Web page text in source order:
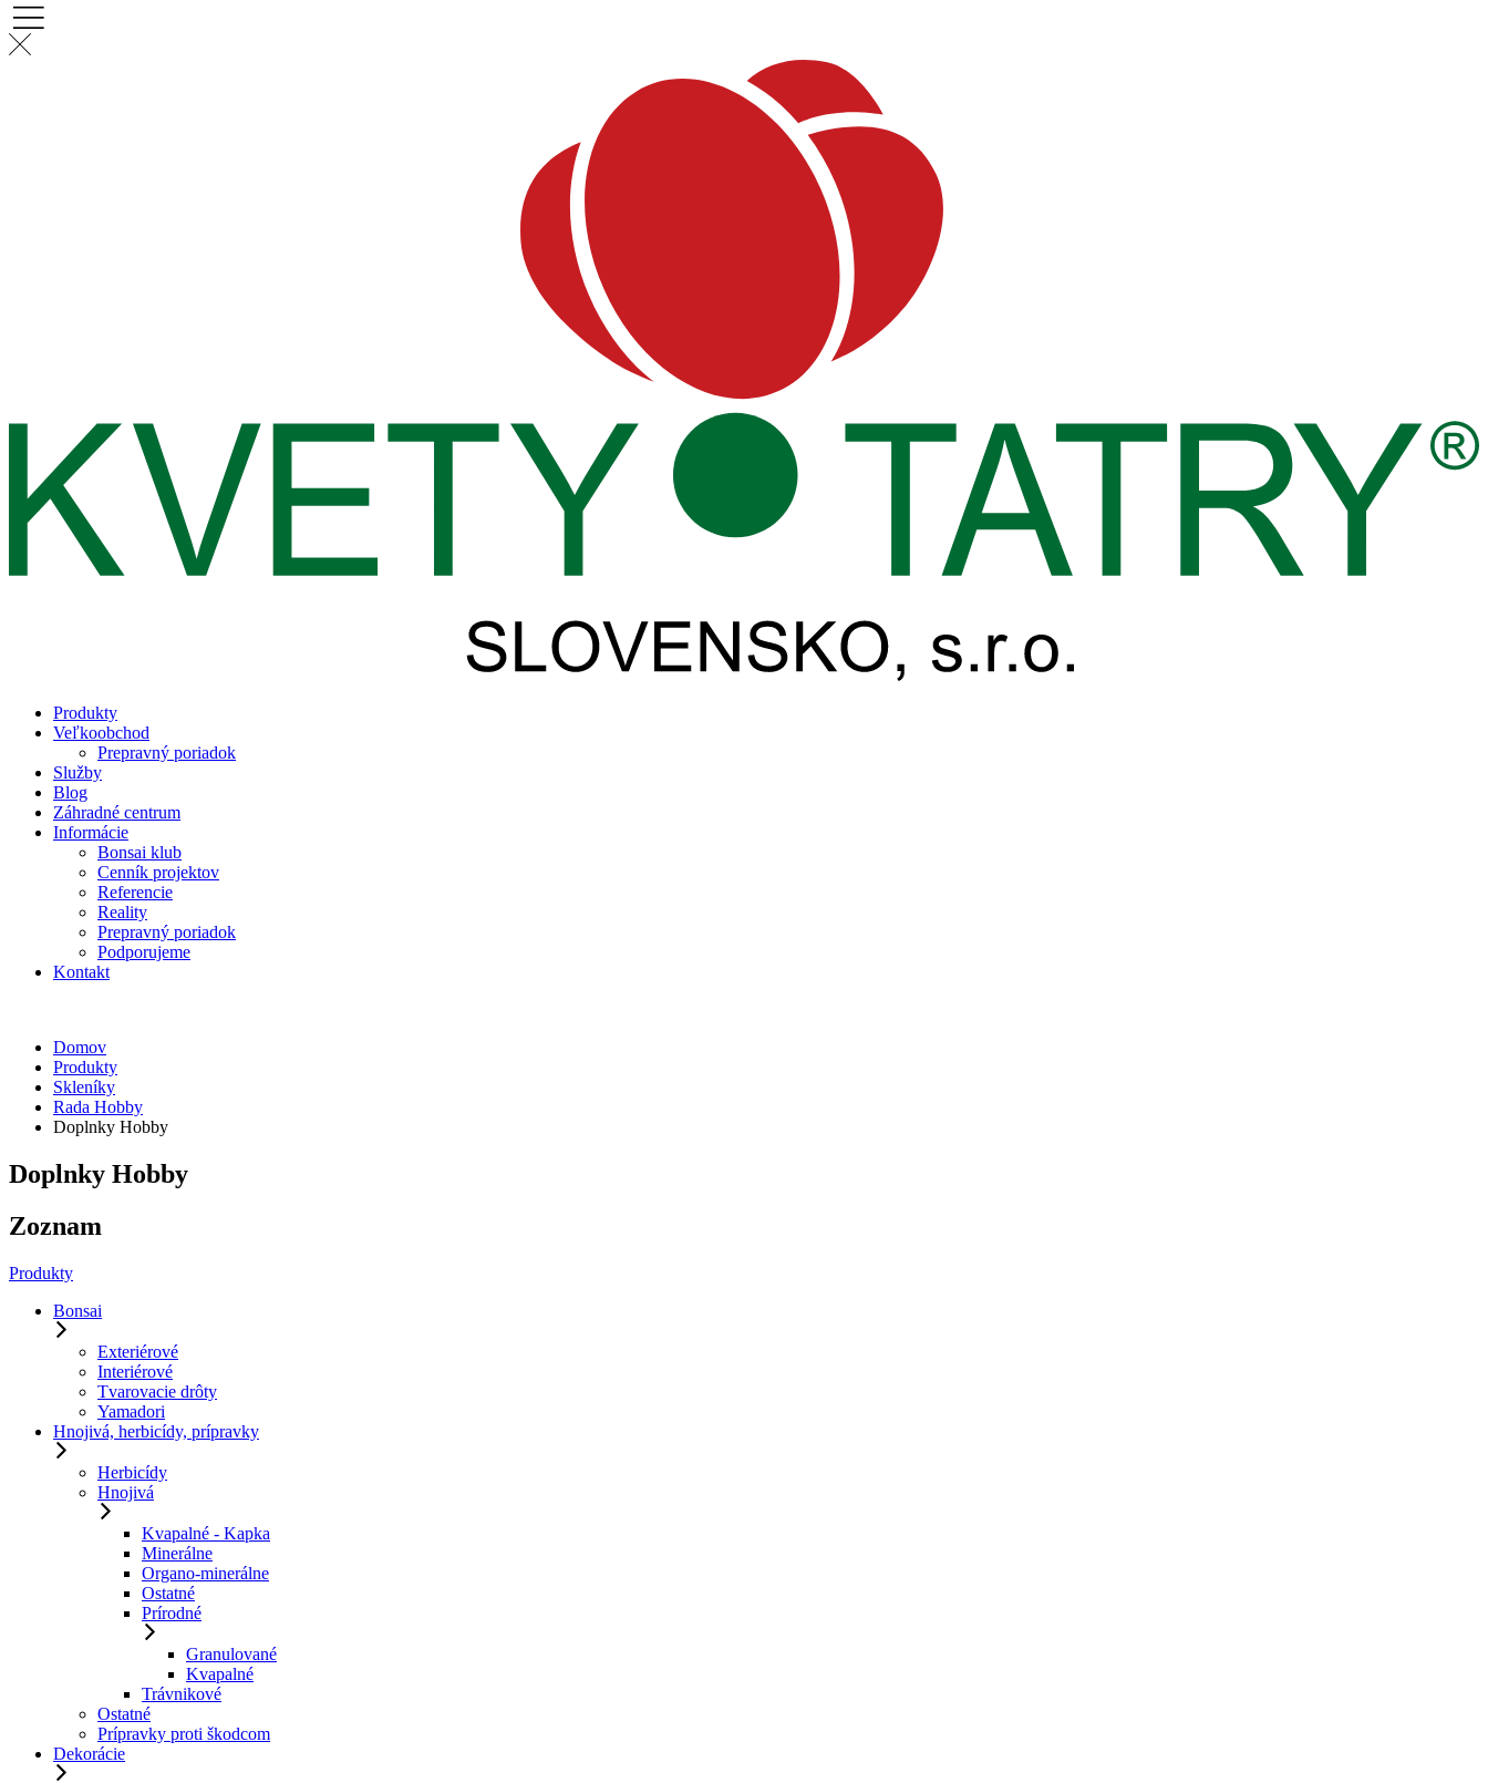
Produkty
Veľkoobchod
Prepravný poriadok
Služby
Blog
Záhradné centrum
Informácie
Bonsai klub
Cenník projektov
Referencie
Reality
Prepravný poriadok
Podporujeme
Kontakt
Domov
Produkty
Skleníky
Rada Hobby
Doplnky Hobby
Doplnky Hobby
Zoznam
Produkty
Bonsai
Exteriérové
Interiérové
Tvarovacie drôty
Yamadori
Hnojivá, herbicídy, prípravky
Herbicídy
Hnojivá
Kvapalné - Kapka
Minerálne
Organo-minerálne
Ostatné
Prírodné
Granulované
Kvapalné
Trávnikové
Ostatné
Prípravky proti škodcom
Dekorácie